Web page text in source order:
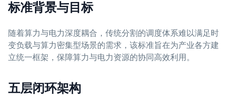
标准背景与目标
随着算力与电力深度耦合，传统分割的调度体系难以满足时
变负载与算力密集型场景的需求，该标准旨在为产业各方建
立统一框架，保障算力与电力资源的协同高效利用。
五层闭环架构